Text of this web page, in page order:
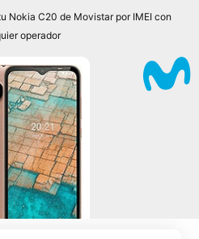
Nokia C20 de Movistar por IMEI con
operador